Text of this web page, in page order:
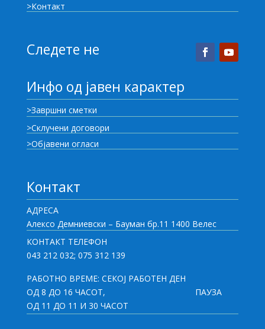
>Контакт
Следете не
Инфо од јавен карактер
>Завршни сметки
>Склучени договори
>Објавени огласи
Контакт
АДРЕСА
Алексо Демниевски – Бауман бр.11 1400 Велес
КОНТАКТ ТЕЛЕФОН
043 212 032; 075 312 139
РАБОТНО ВРЕМЕ: СЕКОЈ РАБОТЕН ДЕН
ОД 8 ДО 16 ЧАСОТ, ПАУЗА
ОД 11 ДО 11 И 30 ЧАСОТ